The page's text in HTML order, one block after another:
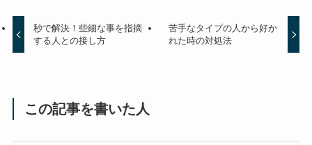
秒で解決！些細な事を指摘
する人との接し方
苦手なタイプの人から好か
れた時の対処法
この記事を書いた人